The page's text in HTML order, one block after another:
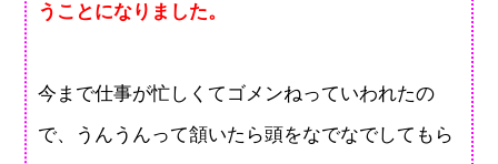
うことになりました。
今まで仕事が忙しくてゴメンねっていわれたの
で、うんうんって頷いたら頭をなでなでしてもら